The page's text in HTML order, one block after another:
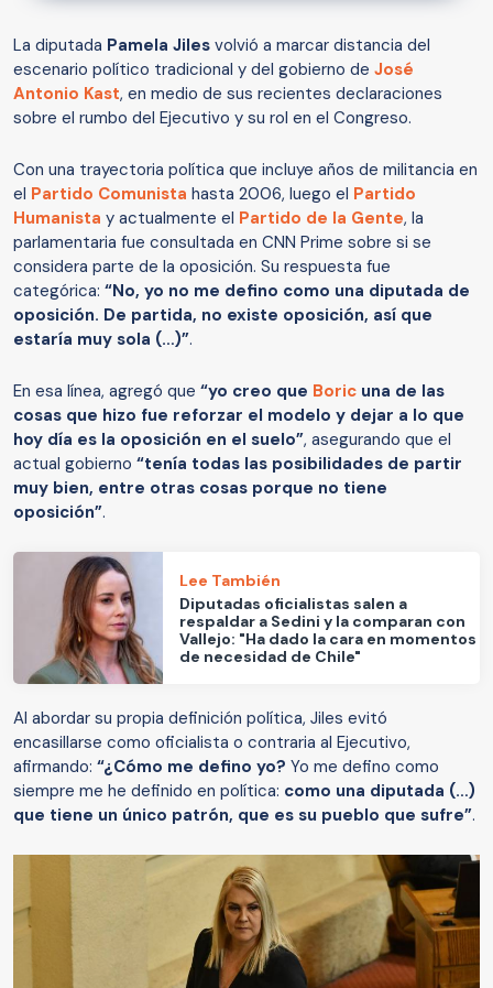
La diputada Pamela Jiles volvió a marcar distancia del
escenario político tradicional y del gobierno de José
Antonio Kast, en medio de sus recientes declaraciones
sobre el rumbo del Ejecutivo y su rol en el Congreso.
Con una trayectoria política que incluye años de militancia en
el Partido Comunista hasta 2006, luego el Partido
Humanista y actualmente el Partido de la Gente, la
parlamentaria fue consultada en CNN Prime sobre si se
considera parte de la oposición. Su respuesta fue
categórica: “No, yo no me defino como una diputada de
oposición. De partida, no existe oposición, así que
estaría muy sola (…)”.
En esa línea, agregó que “yo creo que Boric una de las
cosas que hizo fue reforzar el modelo y dejar a lo que
hoy día es la oposición en el suelo”, asegurando que el
actual gobierno “tenía todas las posibilidades de partir
muy bien, entre otras cosas porque no tiene
oposición”.
Lee También
Diputadas oficialistas salen a
respaldar a Sedini y la comparan con
Vallejo: "Ha dado la cara en momentos
de necesidad de Chile"
Al abordar su propia definición política, Jiles evitó
encasillarse como oficialista o contraria al Ejecutivo,
afirmando: “¿Cómo me defino yo? Yo me defino como
siempre me he definido en política: como una diputada (…)
que tiene un único patrón, que es su pueblo que sufre”.